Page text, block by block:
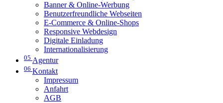
Banner & Online-Werbung
Benutzerfreundliche Webseiten
E-Commerce & Online-Shops
Responsive Webdesign
Digitale Einladung
Internationalisierung
05 Agentur
06 Kontakt
Impressum
Anfahrt
AGB